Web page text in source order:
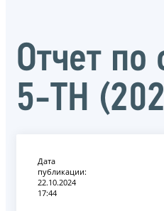
Отчет
5-ТН
Дата
публикации:
22.10.2024
17:44